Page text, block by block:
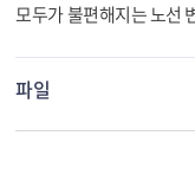
모두가 불편해지는 노선
파일